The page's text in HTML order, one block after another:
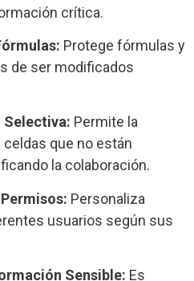
crítica.
Protege fórmulas y
de ser modificados
Selectiva: Permite la
que no están
la colaboración.
Personaliza
usuarios según sus
Sensible: Es